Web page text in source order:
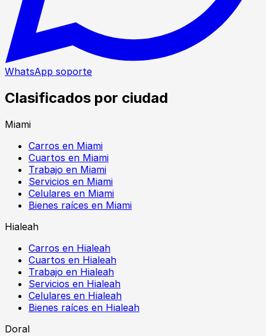
WhatsApp soporte
Clasificados por ciudad
Miami
Carros en Miami
Cuartos en Miami
Trabajo en Miami
Servicios en Miami
Celulares en Miami
Bienes raíces en Miami
Hialeah
Carros en Hialeah
Cuartos en Hialeah
Trabajo en Hialeah
Servicios en Hialeah
Celulares en Hialeah
Bienes raíces en Hialeah
Doral